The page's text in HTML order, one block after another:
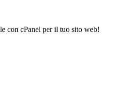
con cPanel per il tuo sito web!